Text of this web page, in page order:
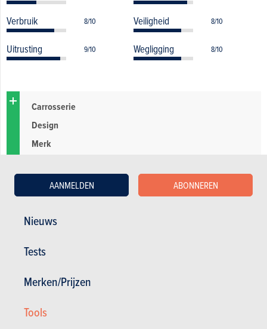
Nieuws
Tests
Merken/Prijzen
Tools
AANMELDEN ABONNEREN
Verbruik 8/10 Veiligheid 8/10
Uitrusting 9/10 Wegligging 8/10
Carrosserie
Design
Merk
Probleem electronica
Probleem naverkoop/garantie